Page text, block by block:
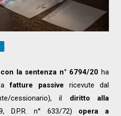
la sentenza n° 6794/20 ha
afatture passive ricevute dal
cessionario), il diritto alla
D.P.R. n° 633/72) opera a